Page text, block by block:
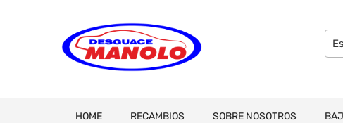
HOME RECAMBIOS SOBRE NOSOTROS